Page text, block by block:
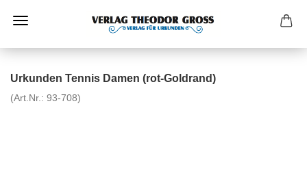
Urkunden Tennis Damen (rot-Goldrand)
(Art.Nr.: 93-708)